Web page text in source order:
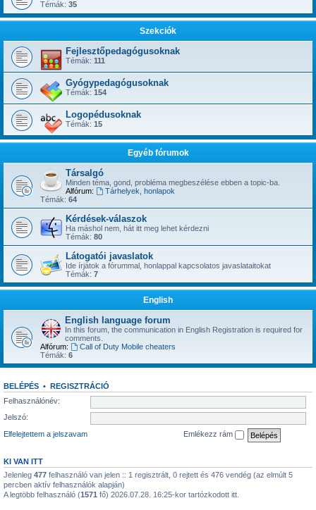
Témák: 35
Szekciók
Fejlesztőpedagógusoknak
Témák: 111
Gyógypedagógusoknak
Témák: 154
Logopédusoknak
Témák: 15
Egyéb fórumok
Társalgó
Minden téma, gond, probléma megbeszélése ebben a topic-ba.
Alfórum:
Tárhelyek, honlapok
Témák: 64
Kérdések-válaszok
Ha máshol nem, hát itt meg lehet kérdezni
Témák: 80
Látogatói javaslatok
Ide írjátok a fórummal, honlappal kapcsolatos javaslataitokat
Témák: 7
English
English language forum
In this forum, the communication in English Registration is required for
comments.
Alfórum:
Call of Duty Mobile cheaters
Témák: 6
BELÉPÉS • REGISZTRÁCIÓ
Felhasználónév:
Jelszó:
Elfelejtettem a jelszavam
Emlékezz rám
KI VAN ITT
Jelenleg 477 felhasználó van jelen :: 1 regisztrált, 0 rejtett és 476 vendég (az elmúlt 5
percben aktív felhasználók alapján)
A legtöbb felhasználó (1571 fő) 2026.07.28. 16:25-kor tartózkodott itt.